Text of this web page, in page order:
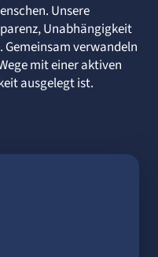
Unsere
Unabhängigkeit
Gemeinsam verwandeln
mit einer aktiven
ausgelegt ist.